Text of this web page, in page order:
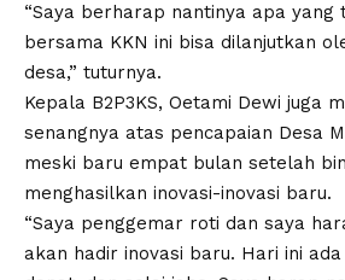
“Saya berharap nantinya apa yang
bersama KKN ini bisa dilanjutkan
desa,” tuturnya.
Kepala B2P3KS, Oetami Dewi juga
senangnya atas pencapaian Desa
meski baru empat bulan setelah
menghasilkan inovasi-inovasi baru.
“Saya penggemar roti dan saya
akan hadir inovasi baru. Hari ini